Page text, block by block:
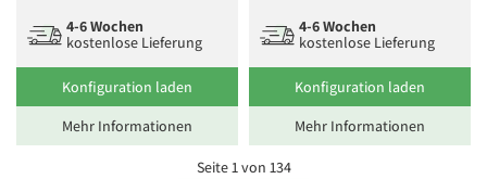
4-6 Wochen
kostenlose Lieferung
Konfiguration laden
Mehr Informationen
4-6 Wochen
kostenlose Lieferung
Konfiguration laden
Mehr Informationen
Seite 1 von 134